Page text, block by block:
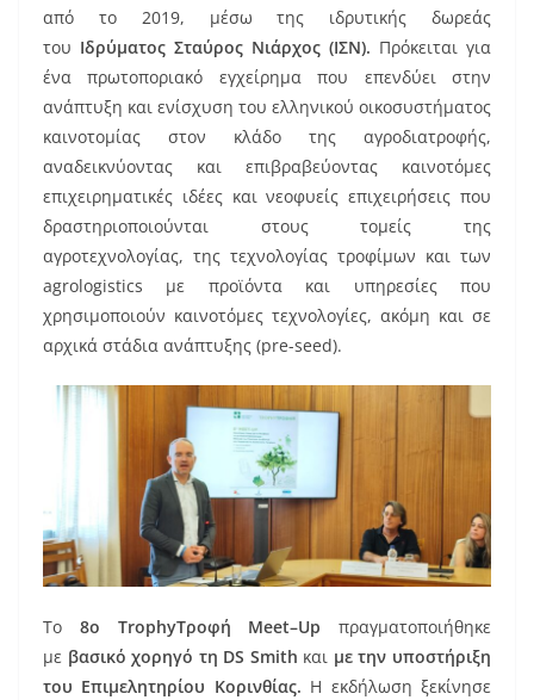
από το 2019, μέσω της ιδρυτικής δωρεάς
του Ιδρύματος Σταύρος Νιάρχος (ΙΣΝ). Πρόκειται για
ένα πρωτοποριακό εγχείρημα που επενδύει στην
ανάπτυξη και ενίσχυση του ελληνικού οικοσυστήματος
καινοτομίας στον κλάδο της αγροδιατροφής,
αναδεικνύοντας και επιβραβεύοντας καινοτόμες
επιχειρηματικές ιδέες και νεοφυείς επιχειρήσεις που
δραστηριοποιούνται στους τομείς της
αγροτεχνολογίας, της τεχνολογίας τροφίμων και των
agrologistics με προϊόντα και υπηρεσίες που
χρησιμοποιούν καινοτόμες τεχνολογίες, ακόμη και σε
αρχικά στάδια ανάπτυξης (pre-seed).
Το 8ο TrophyΤροφή Meet–Up πραγματοποιήθηκε
με βασικό χορηγό τη DS Smith και με την υποστήριξη
του Επιμελητηρίου Κορινθίας. Η εκδήλωση ξεκίνησε